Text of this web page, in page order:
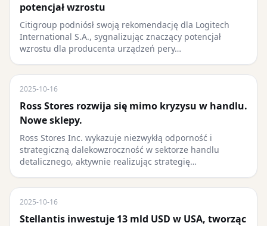
potencjał wzrostu
Citigroup podniósł swoją rekomendację dla Logitech
International S.A., sygnalizując znaczący potencjał
wzrostu dla producenta urządzeń pery…
2025-10-16
Ross Stores rozwija się mimo kryzysu w handlu.
Nowe sklepy.
Ross Stores Inc. wykazuje niezwykłą odporność i
strategiczną dalekowzroczność w sektorze handlu
detalicznego, aktywnie realizując strategię…
2025-10-16
Stellantis inwestuje 13 mld USD w USA, tworząc